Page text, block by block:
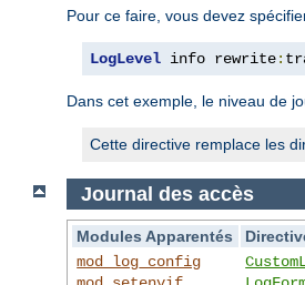
Pour ce faire, vous devez
LogLevel info rewrite:
Dans cet exemple, le niveau de
Cette directive remplace les
Journal des accès
Modules Apparentés
mod_log_config